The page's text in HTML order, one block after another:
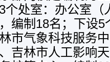
个处室：办公室（
编制18名；下设5
市气象科技服务
吉林市人工影响